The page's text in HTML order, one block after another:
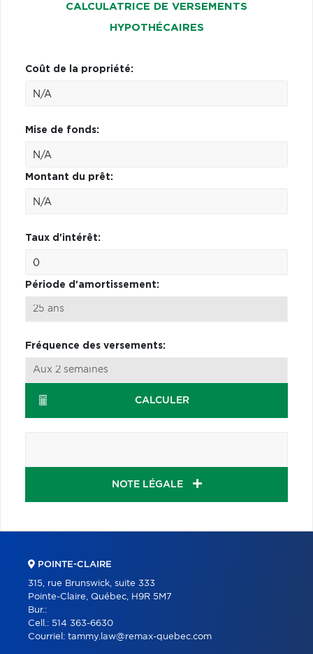
CALCULATRICE DE VERSEMENTS
HYPOTHÉCAIRES
Coût de la propriété:
Mise de fonds:
Montant du prêt:
Taux d'intérêt:
Période d'amortissement:
Fréquence des versements:
CALCULER
NOTE LÉGALE
POINTE-CLAIRE
315, rue Brunswick, suite 333
Pointe-Claire, Québec, H9R 5M7
Bur.:
Cell.: 514 363-6630
Courriel: tammy.law@remax-quebec.com